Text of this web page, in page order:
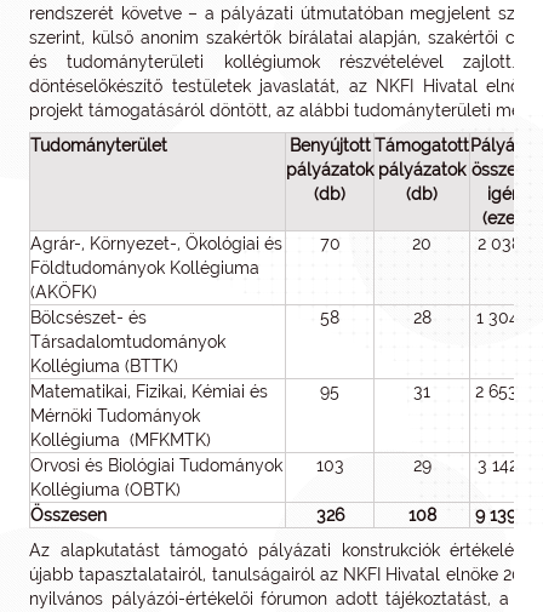
rendszerét követve – a pályázati útmutatóban megjelent
szerint, külső anonim szakértők bírálatai alapján, szakértői
és tudományterületi kollégiumok részvételével zajlott.
döntéselőkészítő testületek javaslatát, az NKFI Hivatal
projekt támogatásáról döntött, az alábbi tudományterületi
Tudományterület
Benyújtott
pályázatok
(db)
Támogatott
pályázatok
(db)
igénye
(ezer
Agrár-, Környezet-, Ökológiai és
Földtudományok Kollégiuma
(AKÖFK)
70 20 2 038
Bölcsészet- és
Társadalomtudományok
Kollégiuma (BTTK)
58 28 1 304
Matematikai, Fizikai, Kémiai és
Mérnöki Tudományok
Kollégiuma (MFKMTK)
95 31 2 653
Orvosi és Biológiai Tudományok
Kollégiuma (OBTK)
103 29 3 142
Összesen 326 108
9 139
Az alapkutatást támogató pályázati konstrukciók értékelési
újabb tapasztalatairól, tanulságairól az NKFI Hivatal elnöke
nyilvános pályázói-értékelői fórumon adott tájékoztatást, a